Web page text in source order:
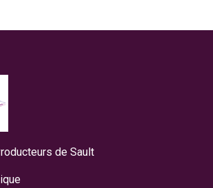
de Sault